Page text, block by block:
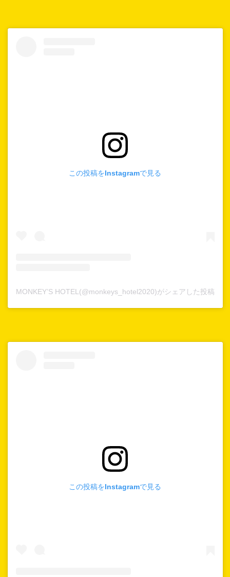
この投稿をInstagramで見る
MONKEY’S HOTEL(@monkeys_hotel2020)がシェアした投稿
この投稿をInstagramで見る